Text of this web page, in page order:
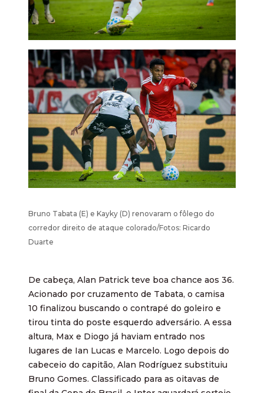
Bruno Tabata (E) e Kayky (D) renovaram o fôlego do
corredor direito de ataque colorado/Fotos: Ricardo
Duarte
De cabeça, Alan Patrick teve boa chance aos 36.
Acionado por cruzamento de Tabata, o camisa
10 finalizou buscando o contrapé do goleiro e
tirou tinta do poste esquerdo adversário. A essa
altura, Max e Diogo já haviam entrado nos
lugares de Ian Lucas e Marcelo. Logo depois do
cabeceio do capitão, Alan Rodríguez substituiu
Bruno Gomes. Classificado para as oitavas de